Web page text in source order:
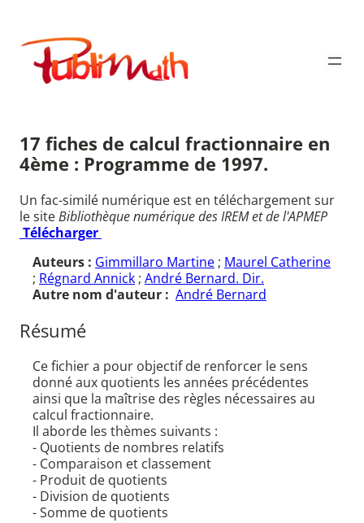
contenu
Publimath
17 fiches de calcul fractionnaire en
4ème : Programme de 1997.
Un fac-similé numérique est en téléchargement sur
le siteBibliothèque numérique des IREM et de l'APMEP
Télécharger
Auteurs : Gimmillaro Martine ; Maurel Catherine
; Régnard Annick ; André Bernard. Dir.
Autre nom d'auteur : André Bernard
Résumé
Ce fichier a pour objectif de renforcer le sens
donné aux quotients les années précédentes
ainsi que la maîtrise des règles nécessaires au
calcul fractionnaire.
Il aborde les thèmes suivants :
- Quotients de nombres relatifs
- Comparaison et classement
- Produit de quotients
- Division de quotients
- Somme de quotients